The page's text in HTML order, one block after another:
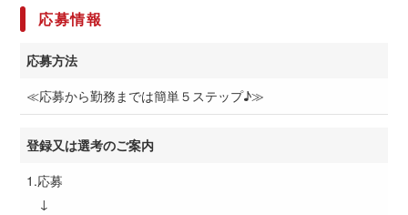
応募情報
応募方法
≪応募から勤務までは簡単５ステップ♪≫
登録又は選考のご案内
1.応募
↓